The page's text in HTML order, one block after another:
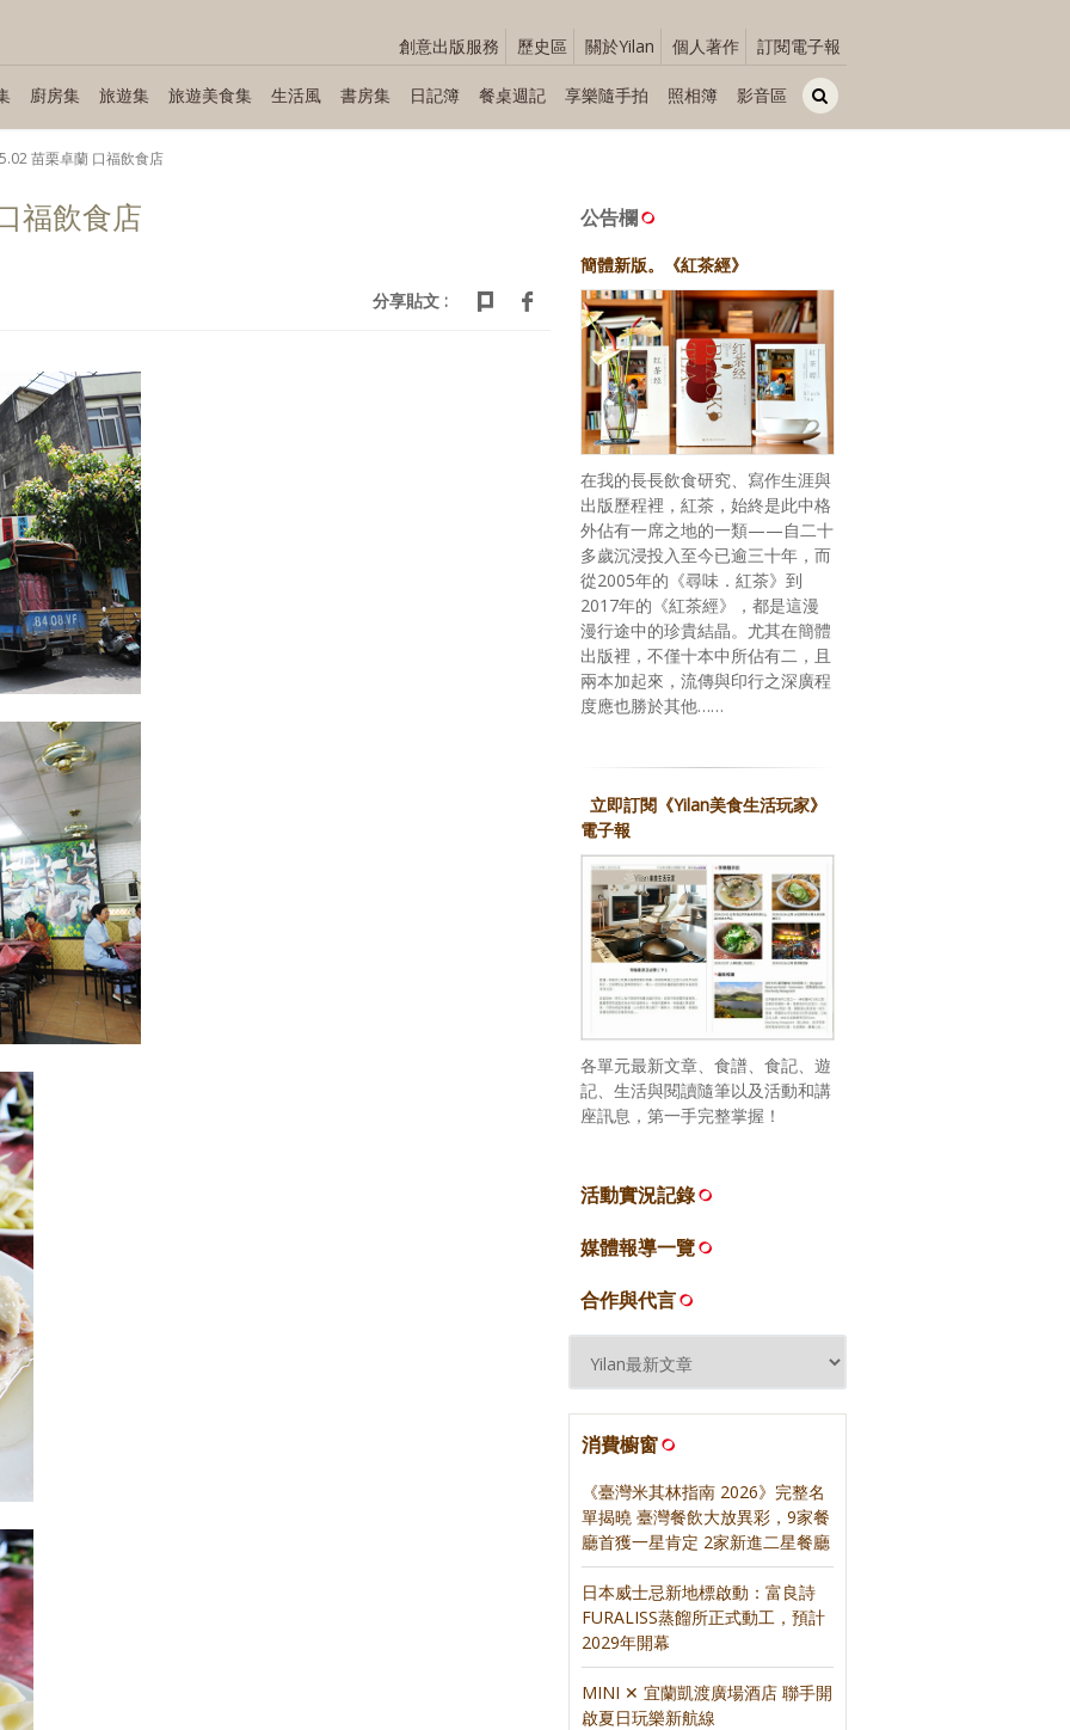
創意出版服務 歷史區 關於Yilan 個人著作 訂閱電子報
廚房集 旅遊集 旅遊美食集 生活風 書房集 日記簿 餐桌週記 享樂隨手拍 照相簿 影音區
苗栗卓蘭 口福飲食店
福飲食店
分享貼文 :
公告欄
簡體新版。《紅茶經》
在我的長長飲食研究、寫作生涯與
出版歷程裡，紅茶，始終是此中格
外佔有一席之地的一類——自二十
多歲沉浸投入至今已逾三十年，而
從2005年的《尋味．紅茶》到
2017年的《紅茶經》，都是這漫
漫行途中的珍貴結晶。尤其在簡體
出版裡，不僅十本中所佔有二，且
兩本加起來，流傳與印行之深廣程
度應也勝於其他……
立即訂閱《Yilan美食生活玩家》
電子報
各單元最新文章、食譜、食記、遊
記、生活與閱讀隨筆以及活動和講
座訊息，第一手完整掌握！
活動實況記錄
媒體報導一覽
合作與代言
消費櫥窗
《臺灣米其林指南 2026》完整名
單揭曉 臺灣餐飲大放異彩，9家餐
廳首獲一星肯定 2家新進二星餐廳
日本威士忌新地標啟動：富良詩
FURALISS蒸餾所正式動工，預計
2029年開幕
MINI ✕ 宜蘭凱渡廣場酒店 聯手開
啟夏日玩樂新航線